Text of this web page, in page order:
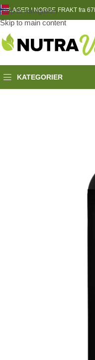
Skip to navigation
Skip to main content
LAGER I NORGEFRAKT fra
KATEGORIER